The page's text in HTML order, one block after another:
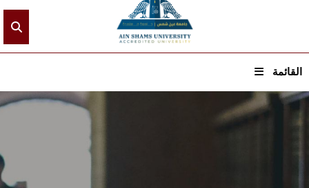
القائمة
الرئيسيـة